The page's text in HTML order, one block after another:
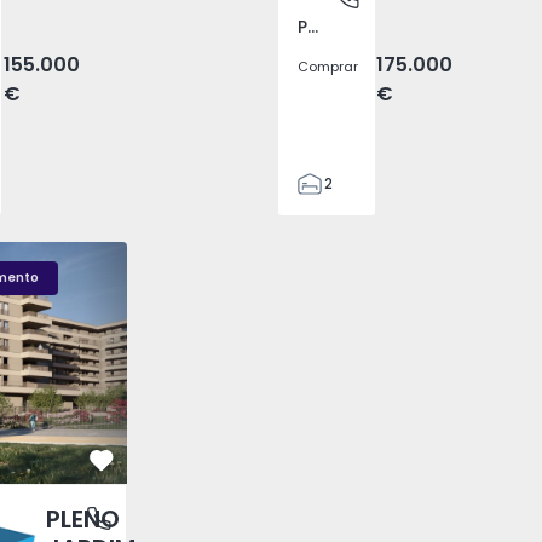
155.000
€
Pego, Abrantes
Comprar
175.000
€
2
JARDIM - 3
Porto
Favorito
PLENO